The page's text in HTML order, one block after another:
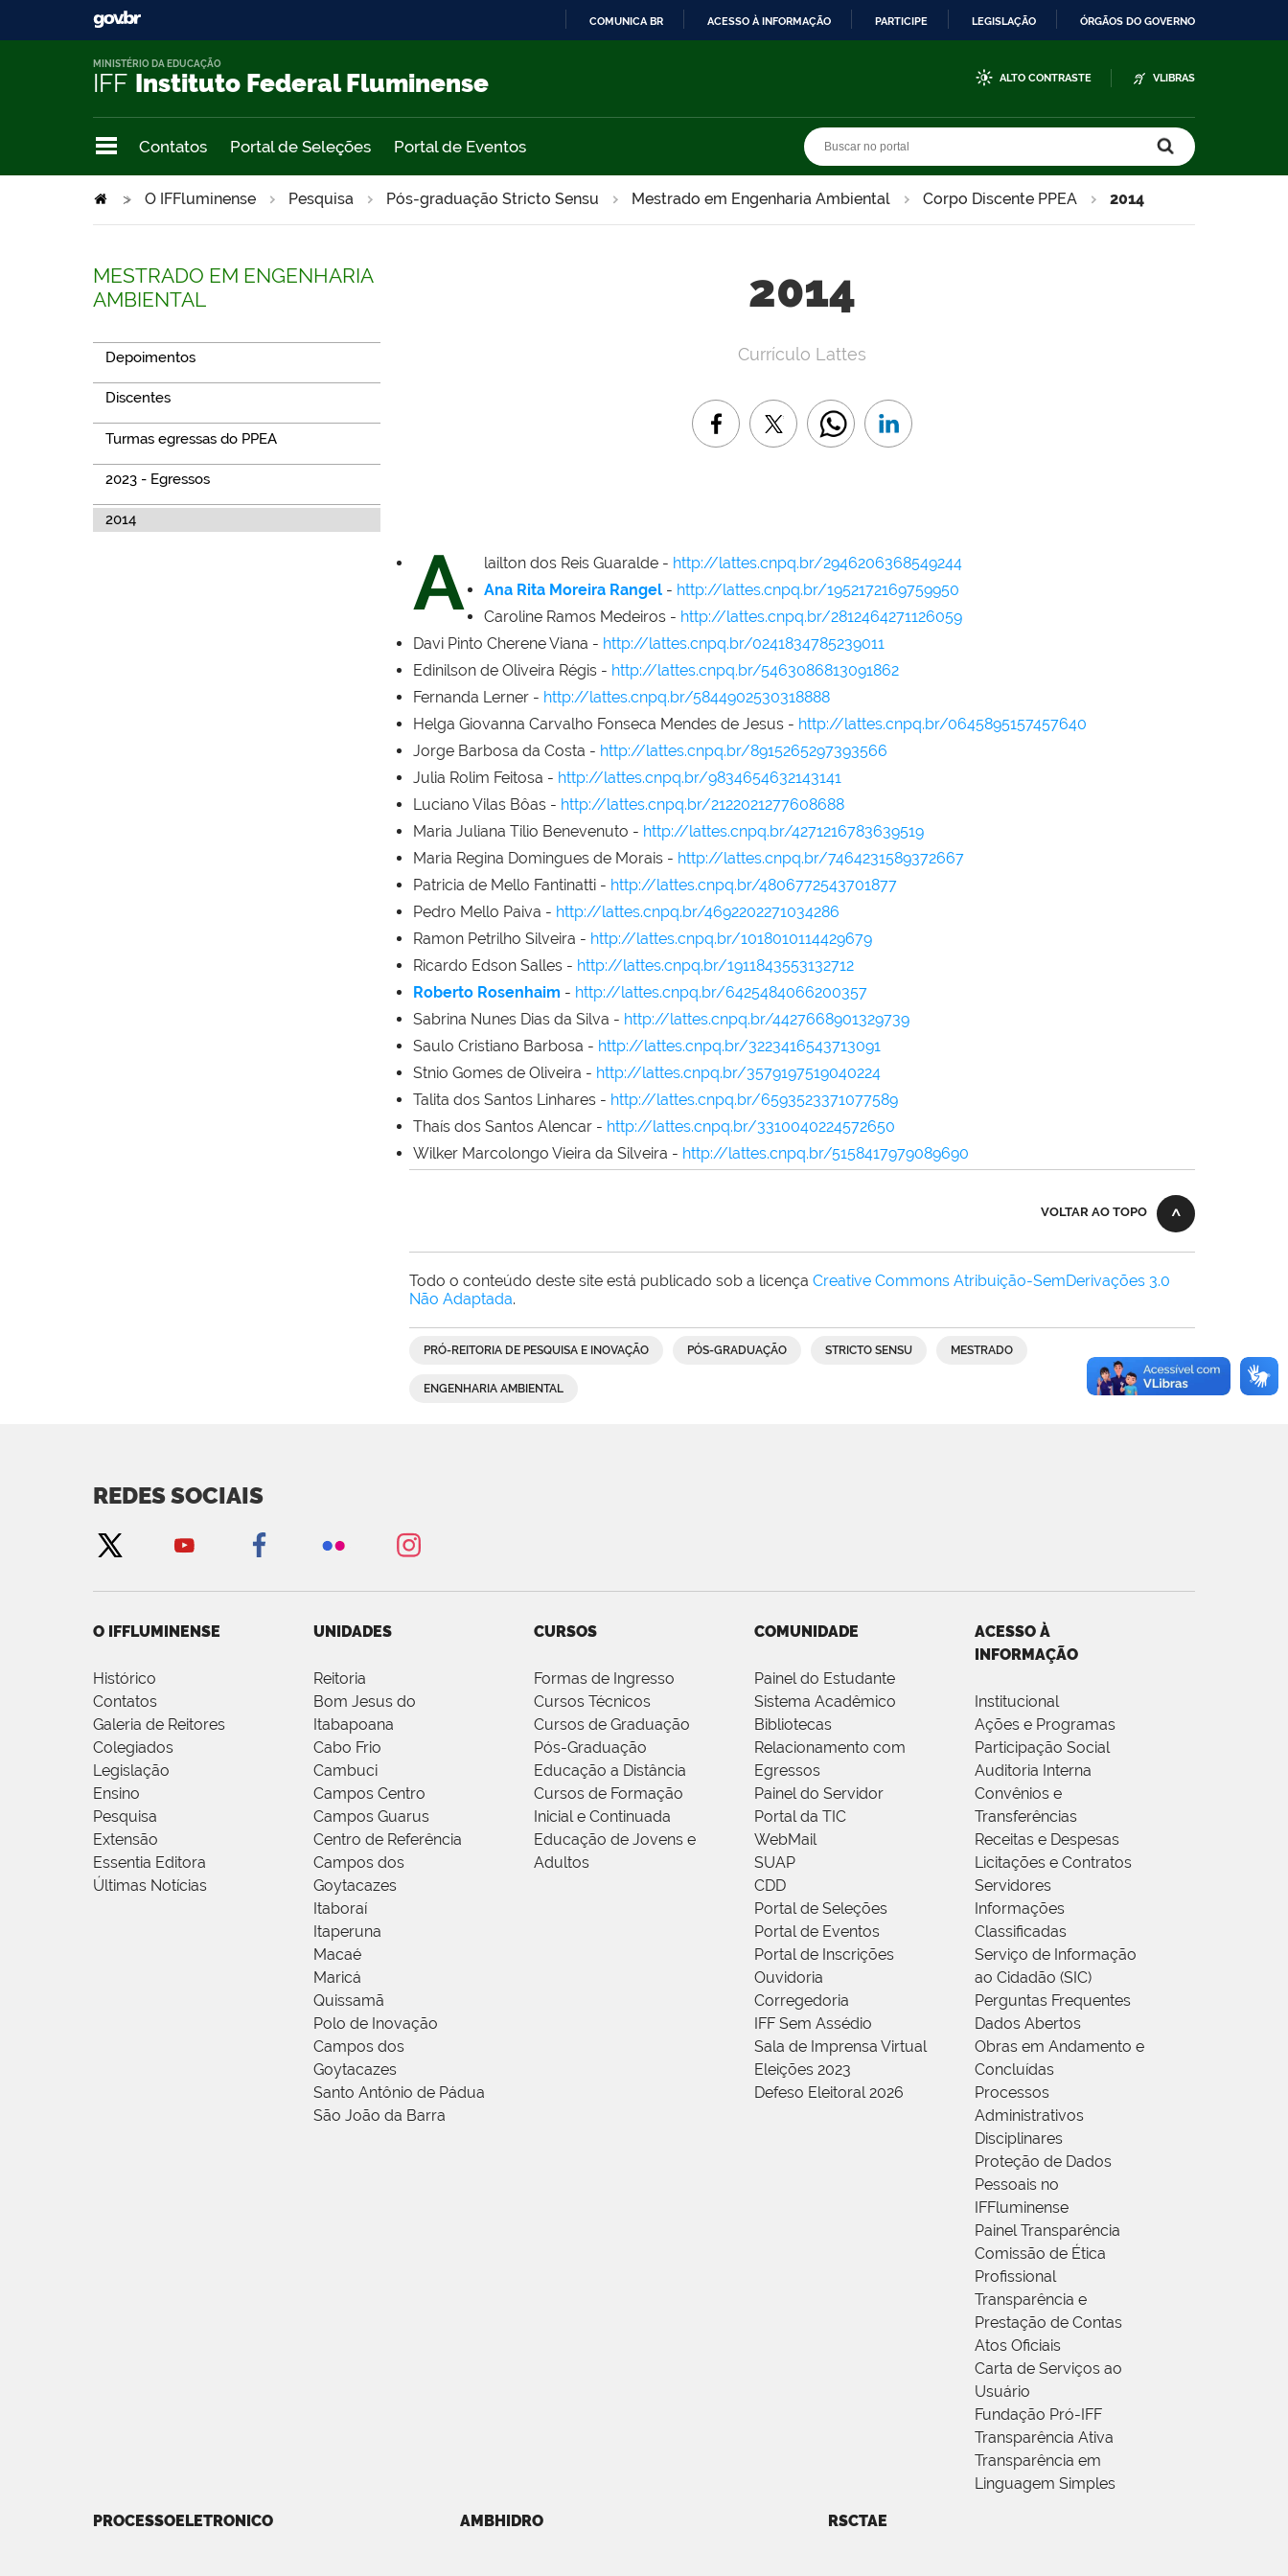
COMUNICA BR ACESSO À INFORMAÇÃO PARTICIPE LEGISLAÇÃO ÓRGÃOS DO GOVERNO
IFF Instituto Federal Fluminense
MINISTÉRIO DA EDUCAÇÃO
ALTO CONTRASTE VLIBRAS
Contatos Portal de Seleções Portal de Eventos
O IFFluminense Pesquisa Pós-graduação Stricto Sensu Mestrado em Engenharia Ambiental Corpo Discente PPEA
> 2014
MESTRADO EM ENGENHARIA
AMBIENTAL
Depoimentos
Discentes
Turmas egressas do PPEA
2023 - Egressos
2014
2014
Currículo Lattes
A lailton dos Reis Guaralde - http://lattes.cnpq.br/2946206368549244
Ana Rita Moreira Rangel - http://lattes.cnpq.br/1952172169759950
Caroline Ramos Medeiros - http://lattes.cnpq.br/2812464271126059
Davi Pinto Cherene Viana - http://lattes.cnpq.br/0241834785239011
Edinilson de Oliveira Régis - http://lattes.cnpq.br/5463086813091862
Fernanda Lerner - http://lattes.cnpq.br/5844902530318888
Helga Giovanna Carvalho Fonseca Mendes de Jesus - http://lattes.cnpq.br/0645895157457640
Jorge Barbosa da Costa - http://lattes.cnpq.br/8915265297393566
Julia Rolim Feitosa - http://lattes.cnpq.br/9834654632143141
Luciano Vilas Bôas - http://lattes.cnpq.br/2122021277608688
Maria Juliana Tilio Benevenuto - http://lattes.cnpq.br/4271216783639519
Maria Regina Domingues de Morais - http://lattes.cnpq.br/7464231589372667
Patricia de Mello Fantinatti - http://lattes.cnpq.br/4806772543701877
Pedro Mello Paiva - http://lattes.cnpq.br/4692202271034286
Ramon Petrilho Silveira - http://lattes.cnpq.br/1018010114429679
Ricardo Edson Salles - http://lattes.cnpq.br/1911843553132712
Roberto Rosenhaim - http://lattes.cnpq.br/6425484066200357
Sabrina Nunes Dias da Silva - http://lattes.cnpq.br/4427668901329739
Saulo Cristiano Barbosa - http://lattes.cnpq.br/3223416543713091
Stnio Gomes de Oliveira - http://lattes.cnpq.br/3579197519040224
Talita dos Santos Linhares - http://lattes.cnpq.br/6593523371077589
Thaís dos Santos Alencar - http://lattes.cnpq.br/3310040224572650
Wilker Marcolongo Vieira da Silveira - http://lattes.cnpq.br/5158417979089690
VOLTAR AO TOPO
Todo o conteúdo deste site está publicado sob a licença Creative Commons Atribuição-SemDerivações 3.0
Não Adaptada.
PRÓ-REITORIA DE PESQUISA E INOVAÇÃO PÓS-GRADUAÇÃO STRICTO SENSU MESTRADO
ENGENHARIA AMBIENTAL
REDES SOCIAIS
O IFFLUMINENSE
Histórico
Contatos
Galeria de Reitores
Colegiados
Legislação
Ensino
Pesquisa
Extensão
Essentia Editora
Últimas Notícias
UNIDADES
Reitoria
Bom Jesus do
Itabapoana
Cabo Frio
Cambuci
Campos Centro
Campos Guarus
Centro de Referência
Campos dos
Goytacazes
Itaboraí
Itaperuna
Macaé
Maricá
Quissamã
Polo de Inovação
Campos dos
Goytacazes
Santo Antônio de Pádua
São João da Barra
CURSOS
Formas de Ingresso
Cursos Técnicos
Cursos de Graduação
Pós-Graduação
Educação a Distância
Cursos de Formação
Inicial e Continuada
Educação de Jovens e
Adultos
COMUNIDADE
Painel do Estudante
Sistema Acadêmico
Bibliotecas
Relacionamento com
Egressos
Painel do Servidor
Portal da TIC
WebMail
SUAP
CDD
Portal de Seleções
Portal de Eventos
Portal de Inscrições
Ouvidoria
Corregedoria
IFF Sem Assédio
Sala de Imprensa Virtual
Eleições 2023
Defeso Eleitoral 2026
ACESSO À
INFORMAÇÃO
Institucional
Ações e Programas
Participação Social
Auditoria Interna
Convênios e
Transferências
Receitas e Despesas
Licitações e Contratos
Servidores
Informações
Classificadas
Serviço de Informação
ao Cidadão (SIC)
Perguntas Frequentes
Dados Abertos
Obras em Andamento e
Concluídas
Processos
Administrativos
Disciplinares
Proteção de Dados
Pessoais no
IFFluminense
Painel Transparência
Comissão de Ética
Profissional
Transparência e
Prestação de Contas
Atos Oficiais
Carta de Serviços ao
Usuário
Fundação Pró-IFF
Transparência Ativa
Transparência em
Linguagem Simples
PROCESSOELETRONICO AMBHIDRO RSCTAE